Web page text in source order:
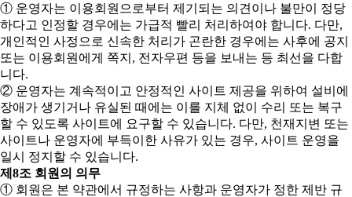
① 운영자는 이용회원으로부터 제기되는 의견이나 불만이 정당
하다고 인정할 경우에는 가급적 빨리 처리하여야 합니다. 다만,
개인적인 사정으로 신속한 처리가 곤란한 경우에는 사후에 공지
또는 이용회원에게 쪽지, 전자우편 등을 보내는 등 최선을 다합
니다.
② 운영자는 계속적이고 안정적인 사이트 제공을 위하여 설비에
장애가 생기거나 유실된 때에는 이를 지체 없이 수리 또는 복구
할 수 있도록 사이트에 요구할 수 있습니다. 다만, 천재지변 또는
사이트나 운영자에 부득이한 사유가 있는 경우, 사이트 운영을
일시 정지할 수 있습니다.
제8조 회원의 의무
① 회원은 본 약관에서 규정하는 사항과 운영자가 정한 제반 규